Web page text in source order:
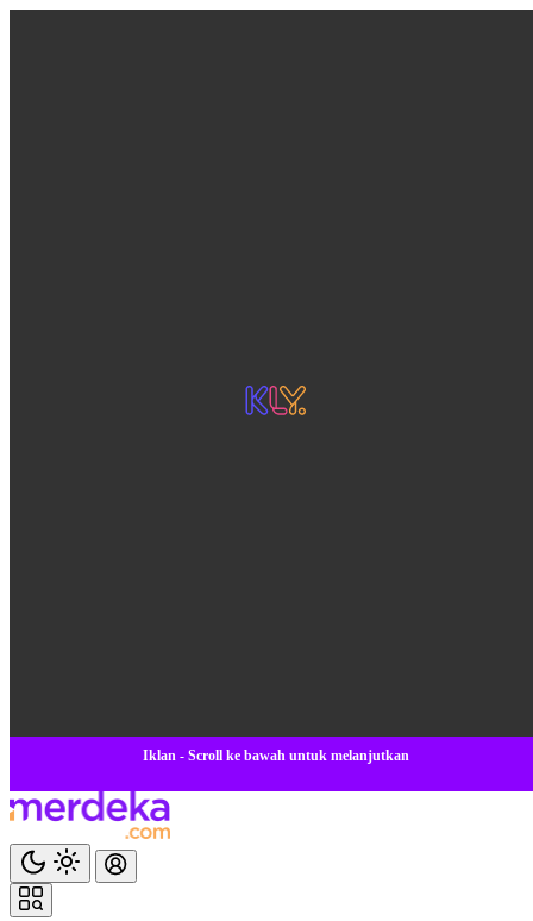
Iklan - Scroll ke bawah untuk melanjutkan